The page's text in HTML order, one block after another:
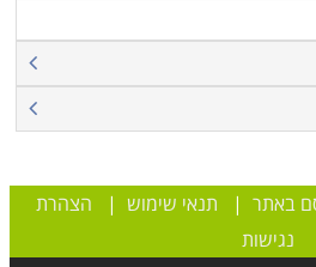
באתר | תנאי שימוש | הצהרת
נגישות